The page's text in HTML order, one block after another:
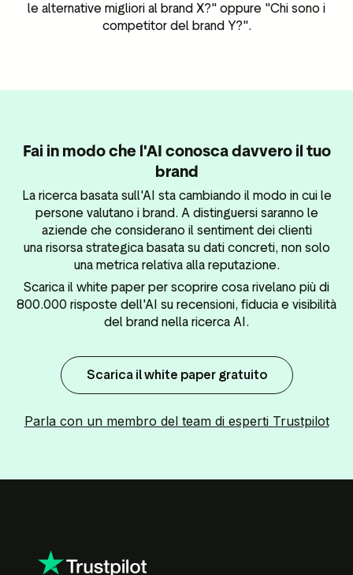
le alternative migliori al brand X?" oppure "Chi sono i
competitor del brand Y?".
Fai in modo che l'AI conosca davvero il tuo
brand
La ricerca basata sull'AI sta cambiando il modo in cui le
persone valutano i brand. A distinguersi saranno le
aziende che considerano il sentiment dei clienti
una risorsa strategica basata su dati concreti, non solo
una metrica relativa alla reputazione.
Scarica il white paper per scoprire cosa rivelano più di
800.000 risposte dell'AI su recensioni, fiducia e visibilità
del brand nella ricerca AI.
Scarica il white paper gratuito
Parla con un membro del team di esperti Trustpilot